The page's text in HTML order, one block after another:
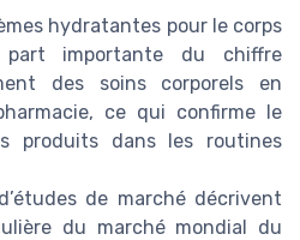
hydratantes pour le corps
part importante du chiffre
des soins corporels en
ce qui confirme le
produits dans les routines
de marché décrivent
du marché mondial du